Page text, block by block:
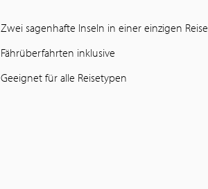
Zwei sagenhafte Inseln in einer einzigen Reise
Fährüberfahrten inklusive
Geeignet für alle Reisetypen